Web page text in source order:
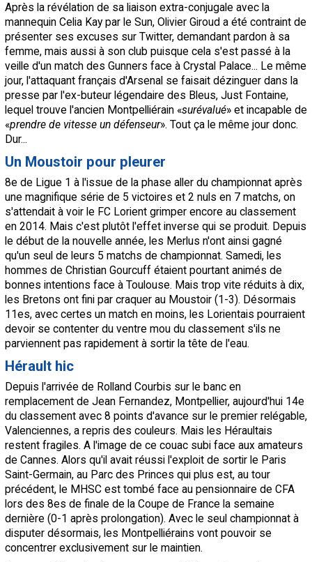
Après la révélation de sa liaison extra-conjugale avec la
mannequin Celia Kay par le Sun, Olivier Giroud a été contraint de
présenter ses excuses sur Twitter, demandant pardon à sa
femme, mais aussi à son club puisque cela s'est passé à la
veille d'un match des Gunners face à Crystal Palace... Le même
jour, l'attaquant français d'Arsenal se faisait dézinguer dans la
presse par l'ex-buteur légendaire des Bleus, Just Fontaine,
lequel trouve l'ancien Montpelliérain «surévalué» et incapable de
«prendre de vitesse un défenseur». Tout ça le même jour donc.
Dur...
Un Moustoir pour pleurer
8e de Ligue 1 à l'issue de la phase aller du championnat après
une magnifique série de 5 victoires et 2 nuls en 7 matchs, on
s'attendait à voir le FC Lorient grimper encore au classement
en 2014. Mais c'est plutôt l'effet inverse qui se produit. Depuis
le début de la nouvelle année, les Merlus n'ont ainsi gagné
qu'un seul de leurs 5 matchs de championnat. Samedi, les
hommes de Christian Gourcuff étaient pourtant animés de
bonnes intentions face à Toulouse. Mais trop vite réduits à dix,
les Bretons ont fini par craquer au Moustoir (1-3). Désormais
11es, avec certes un match en moins, les Lorientais pourraient
devoir se contenter du ventre mou du classement s'ils ne
parviennent pas rapidement à sortir la tête de l'eau.
Hérault hic
Depuis l'arrivée de Rolland Courbis sur le banc en
remplacement de Jean Fernandez, Montpellier, aujourd'hui 14e
du classement avec 8 points d'avance sur le premier relégable,
Valenciennes, a repris des couleurs. Mais les Héraultais
restent fragiles. A l'image de ce couac subi face aux amateurs
de Cannes. Alors qu'il avait réussi l'exploit de sortir le Paris
Saint-Germain, au Parc des Princes qui plus est, au tour
précédent, le MHSC est tombé face au pensionnaire de CFA
lors des 8es de finale de la Coupe de France la semaine
dernière (0-1 après prolongation). Avec le seul championnat à
disputer désormais, les Montpelliérains vont pouvoir se
concentrer exclusivement sur le maintien.